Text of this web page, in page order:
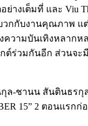
งเต็มที่ และ Viu
วกกับงานคุณภาพ แ
วามบันเทิงหลากห
ต์ร่วมกันอีก ส่วนจ
ล-ชานน สันตินธร
15” 2 ตอนแรก